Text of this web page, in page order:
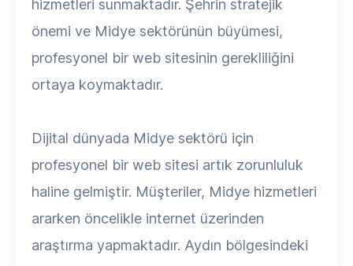
hizmetleri sunmaktadır. Şehrin stratejik
önemi ve Midye sektörünün büyümesi,
profesyonel bir web sitesinin gerekliliğini
ortaya koymaktadır.
Dijital dünyada Midye sektörü için
profesyonel bir web sitesi artık zorunluluk
haline gelmiştir. Müşteriler, Midye hizmetleri
ararken öncelikle internet üzerinden
araştırma yapmaktadır. Aydın bölgesindeki